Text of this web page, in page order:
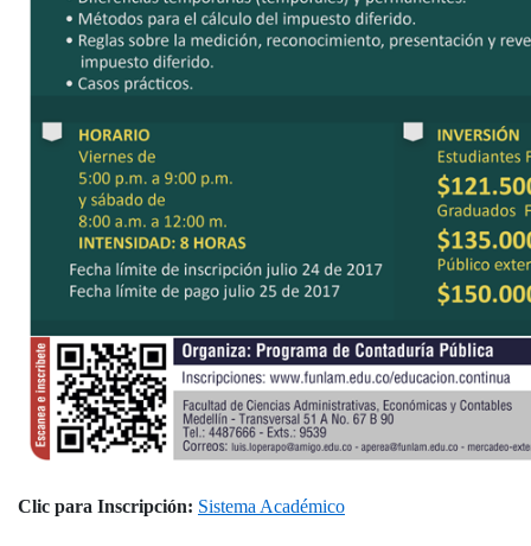
Clic para Inscripción: Sistema Académico